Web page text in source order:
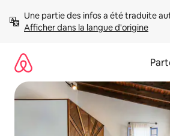
directement
Afficher dans la langue d'origine